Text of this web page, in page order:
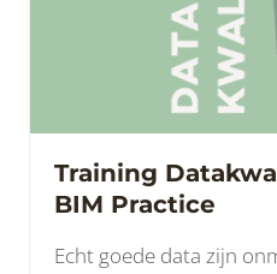
Training
BIM Practice
Echt goede data zijn